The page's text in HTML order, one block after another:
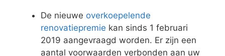
De nieuwe overkoepelende
renovatiepremie kan sinds 1 februari
2019 aangevraagd worden. Er zijn een
aantal voorwaarden verbonden aan uw